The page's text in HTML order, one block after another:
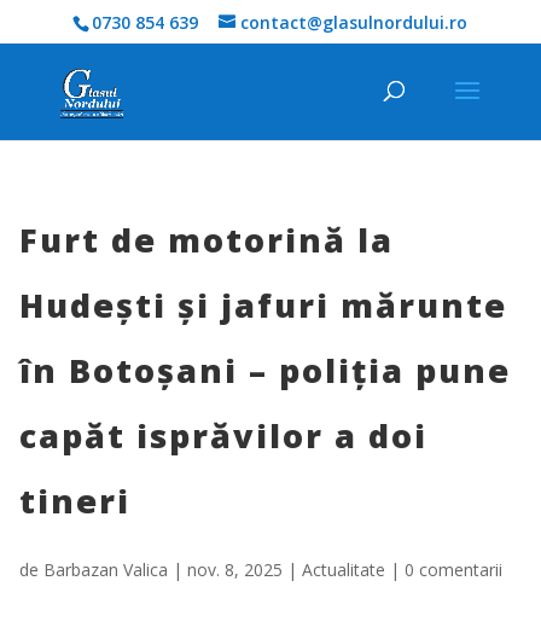
0730 854 639 contact@glasulnordului.ro
Furt de motorină la
Hudești și jafuri mărunte
în Botoșani – poliția pune
capăt isprăvilor a doi
tineri
de Barbazan Valica | nov. 8, 2025 | Actualitate | 0 comentarii